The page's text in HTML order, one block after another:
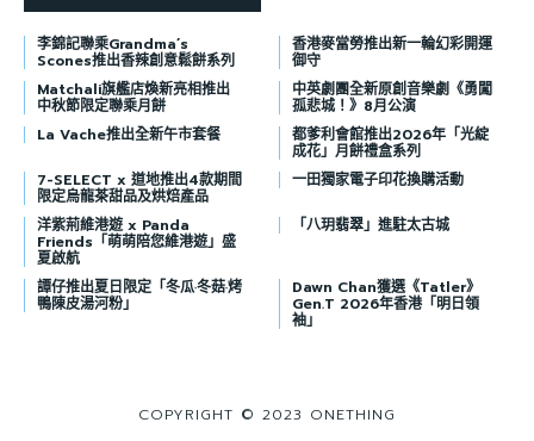
李錦記聯乘Grandma’s
Scones推出香辣創意鬆餅系列
香港麥當勞推出新一輪幻彩開運
御守
Matchali旗艦店煥新亮相推出
中秋節限定聯乘月餅
中英劇團全新原創音樂劇《勇闖
孤悲城！》8月公演
La Vache推出全新午市套餐
都爹利會館推出2026年「光綻
成花」月餅禮盒系列
7-SELECT x 道地推出4款期間
限定烏龍茶甜品及烘焙產品
一田獨家電子印花換購活動
洋紫荊維港遊 x Panda
Friends「萌萌陪您維港遊」盛
夏啟航
「八玥翡翠」進駐太古城
譚仔推出夏日限定「冬瓜·冬菇·烤
鴨陳皮湯河粉」
Dawn Chan獲選《Tatler》
Gen.T 2026年香港「明日領
袖」
COPYRIGHT © 2023 ONETHING